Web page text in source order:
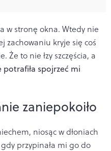
w stronę okna. Wtedy nie
zachowaniu kryje się coś
Że to nie łzy szczęścia, a
potrafiła spojrzeć mi
zaniepokoiło
niosąc w dłoniach
przypinała mi go do